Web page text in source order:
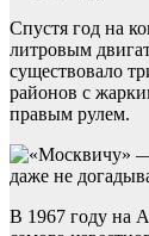
Спустя год на
литровым
существовало
районов с
правым рулем.
В 1967 году на